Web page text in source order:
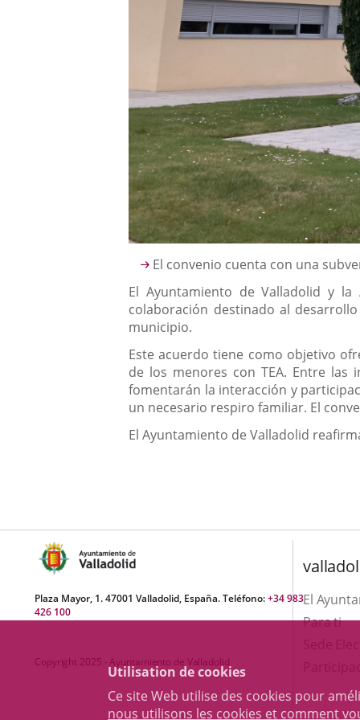
Utilisation de cookies
Ce site Web utilise des cookies pour
nous utilisons les cookies et comment
Descripción
El convenio cuenta con una
El Ayuntamiento de Valladolid y
colaboración destinado al
municipio.
Este acuerdo tiene como objetivo
de los menores con TEA. Entre las
fomentarán la interacción y
un necesario respiro familiar. El
El Ayuntamiento de Valladolid
Plaza Mayor, 1. 47001 Valladolid, España. Teléfono:+34 983
426 100
Copyright 2025 - Ayuntamiento de Valladolid
El
Para ti